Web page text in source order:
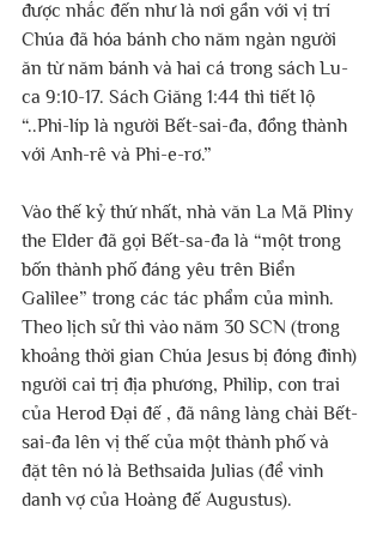
được nhắc đến như là nơi gần với vị trí
Chúa đã hóa bánh cho năm ngàn người
ăn từ năm bánh và hai cá trong sách Lu-
ca 9:10-17. Sách Giăng 1:44 thì tiết lộ
“..Phi-líp là người Bết-sai-đa, đồng thành
với Anh-rê và Phi-e-rơ.”
Vào thế kỷ thứ nhất, nhà văn La Mã Pliny
the Elder đã gọi Bết-sa-đa là “một trong
bốn thành phố đáng yêu trên Biển
Galilee” trong các tác phẩm của mình.
Theo lịch sử thì vào năm 30 SCN (trong
khoảng thời gian Chúa Jesus bị đóng đinh)
người cai trị địa phương, Philip, con trai
của Herod Đại đế , đã nâng làng chài Bết-
sai-đa lên vị thế của một thành phố và
đặt tên nó là Bethsaida Julias (để vinh
danh vợ của Hoàng đế Augustus).